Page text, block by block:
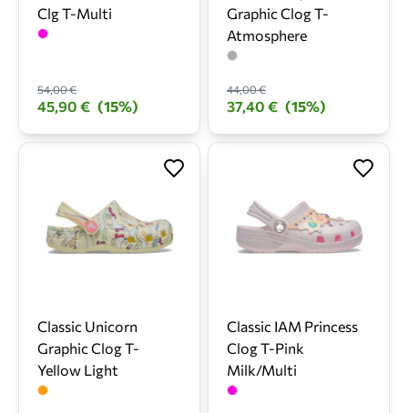
Clg T-Multi
54,00 €
45,90 € (15%)
Graphic Clog T-
Atmosphere
44,00 €
37,40 € (15%)
Classic Unicorn
Graphic Clog T-
Yellow Light
Classic IAM Princess
Clog T-Pink
Milk/Multi